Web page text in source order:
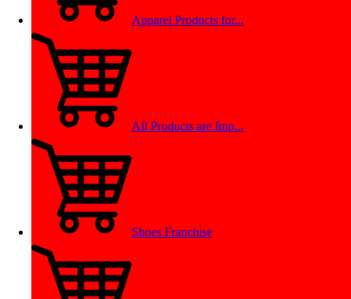
Apparel Products for...
All Products are Imp...
Shoes Franchise